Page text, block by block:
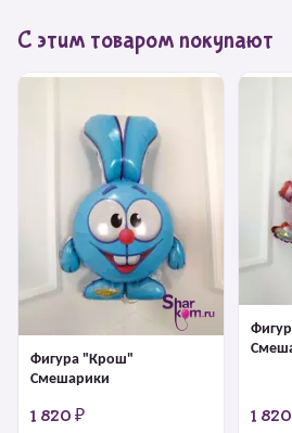
С этим товаром покупают
Фигура "Крош"
Смешарики
1 820 ₽ 1